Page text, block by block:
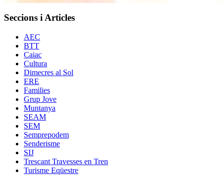
Seccions i Articles
AEC
BTT
Caiac
Cultura
Dimecres al Sol
ERE
Families
Grup Jove
Muntanya
SEAM
SEM
Semprepodem
Senderisme
SIJ
Trescant Travesses en Tren
Turisme Eqüestre